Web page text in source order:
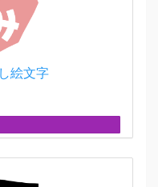
絵文字